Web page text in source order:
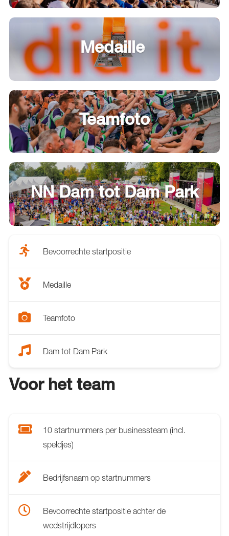
Medaille
Teamfoto
NN Dam tot Dam Park
Bevoorrechte startpositie
Medaille
Teamfoto
Dam tot Dam Park
Voor het team
10 startnummers per businessteam (incl.
speldjes)
Bedrijfsnaam op startnummers
Bevoorrechte startpositie achter de
wedstrijdlopers